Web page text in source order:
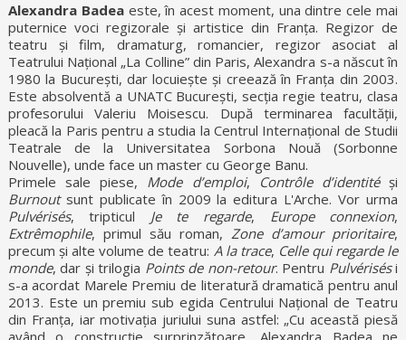
Alexandra Badeaeste, în acest moment, una dintre cele mai
puternice voci regizorale și artistice din Franța. Regizor de
teatru și film, dramaturg, romancier, regizor asociat al
Teatrului Național „La Colline” din Paris, Alexandra s-a născut în
1980 la București, dar locuiește și creează în Franța din 2003.
Este absolventă a UNATC București, secția regie teatru, clasa
profesorului Valeriu Moisescu. După terminarea facultății,
pleacă la Paris pentru a studia la Centrul Internațional de Studii
Teatrale de la Universitatea Sorbona Nouă (Sorbonne
Nouvelle), unde face un master cu George Banu.
Primele sale piese, Mode d’emploi, Contrôle d’identitéși
Burnoutsunt publicate în 2009 la editura L'Arche. Vor urma
Pulvérisés, tripticul Je te regarde, Europe connexion,
Extrêmophile, primul său roman,Zone d’amour prioritaire,
precum și alte volume de teatru: A la trace, Celle qui regarde le
monde, dar și trilogia Points de non-retour. Pentru Pulvérisési
s-a acordat Marele Premiu de literatură dramatică pentru anul
2013. Este un premiu sub egida Centrului Național de Teatru
din Franța, iar motivația juriului suna astfel: „Cu această piesă